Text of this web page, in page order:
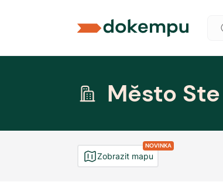
Město
NOVINKA
Zobrazit mapu